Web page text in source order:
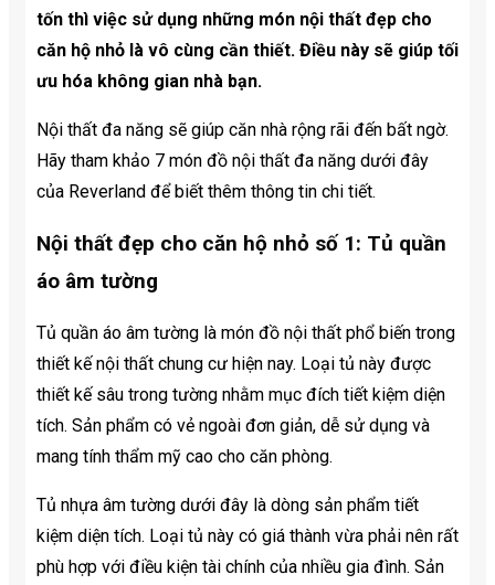
tốn thì việc sử dụng những món nội thất đẹp cho
căn hộ nhỏ là vô cùng cần thiết. Điều này sẽ giúp tối
ưu hóa không gian nhà bạn.
Nội thất đa năng sẽ giúp căn nhà rộng rãi đến bất ngờ.
Hãy tham khảo 7 món đồ nội thất đa năng dưới đây
của Reverland để biết thêm thông tin chi tiết.
Nội thất đẹp cho căn hộ nhỏ số 1: Tủ quần
áo âm tường
Tủ quần áo âm tường là món đồ nội thất phổ biến trong
thiết kế nội thất chung cư hiện nay. Loại tủ này được
thiết kế sâu trong tường nhằm mục đích tiết kiệm diện
tích. Sản phẩm có vẻ ngoài đơn giản, dễ sử dụng và
mang tính thẩm mỹ cao cho căn phòng.
Tủ nhựa âm tường dưới đây là dòng sản phẩm tiết
kiệm diện tích. Loại tủ này có giá thành vừa phải nên rất
phù hợp với điều kiện tài chính của nhiều gia đình. Sản